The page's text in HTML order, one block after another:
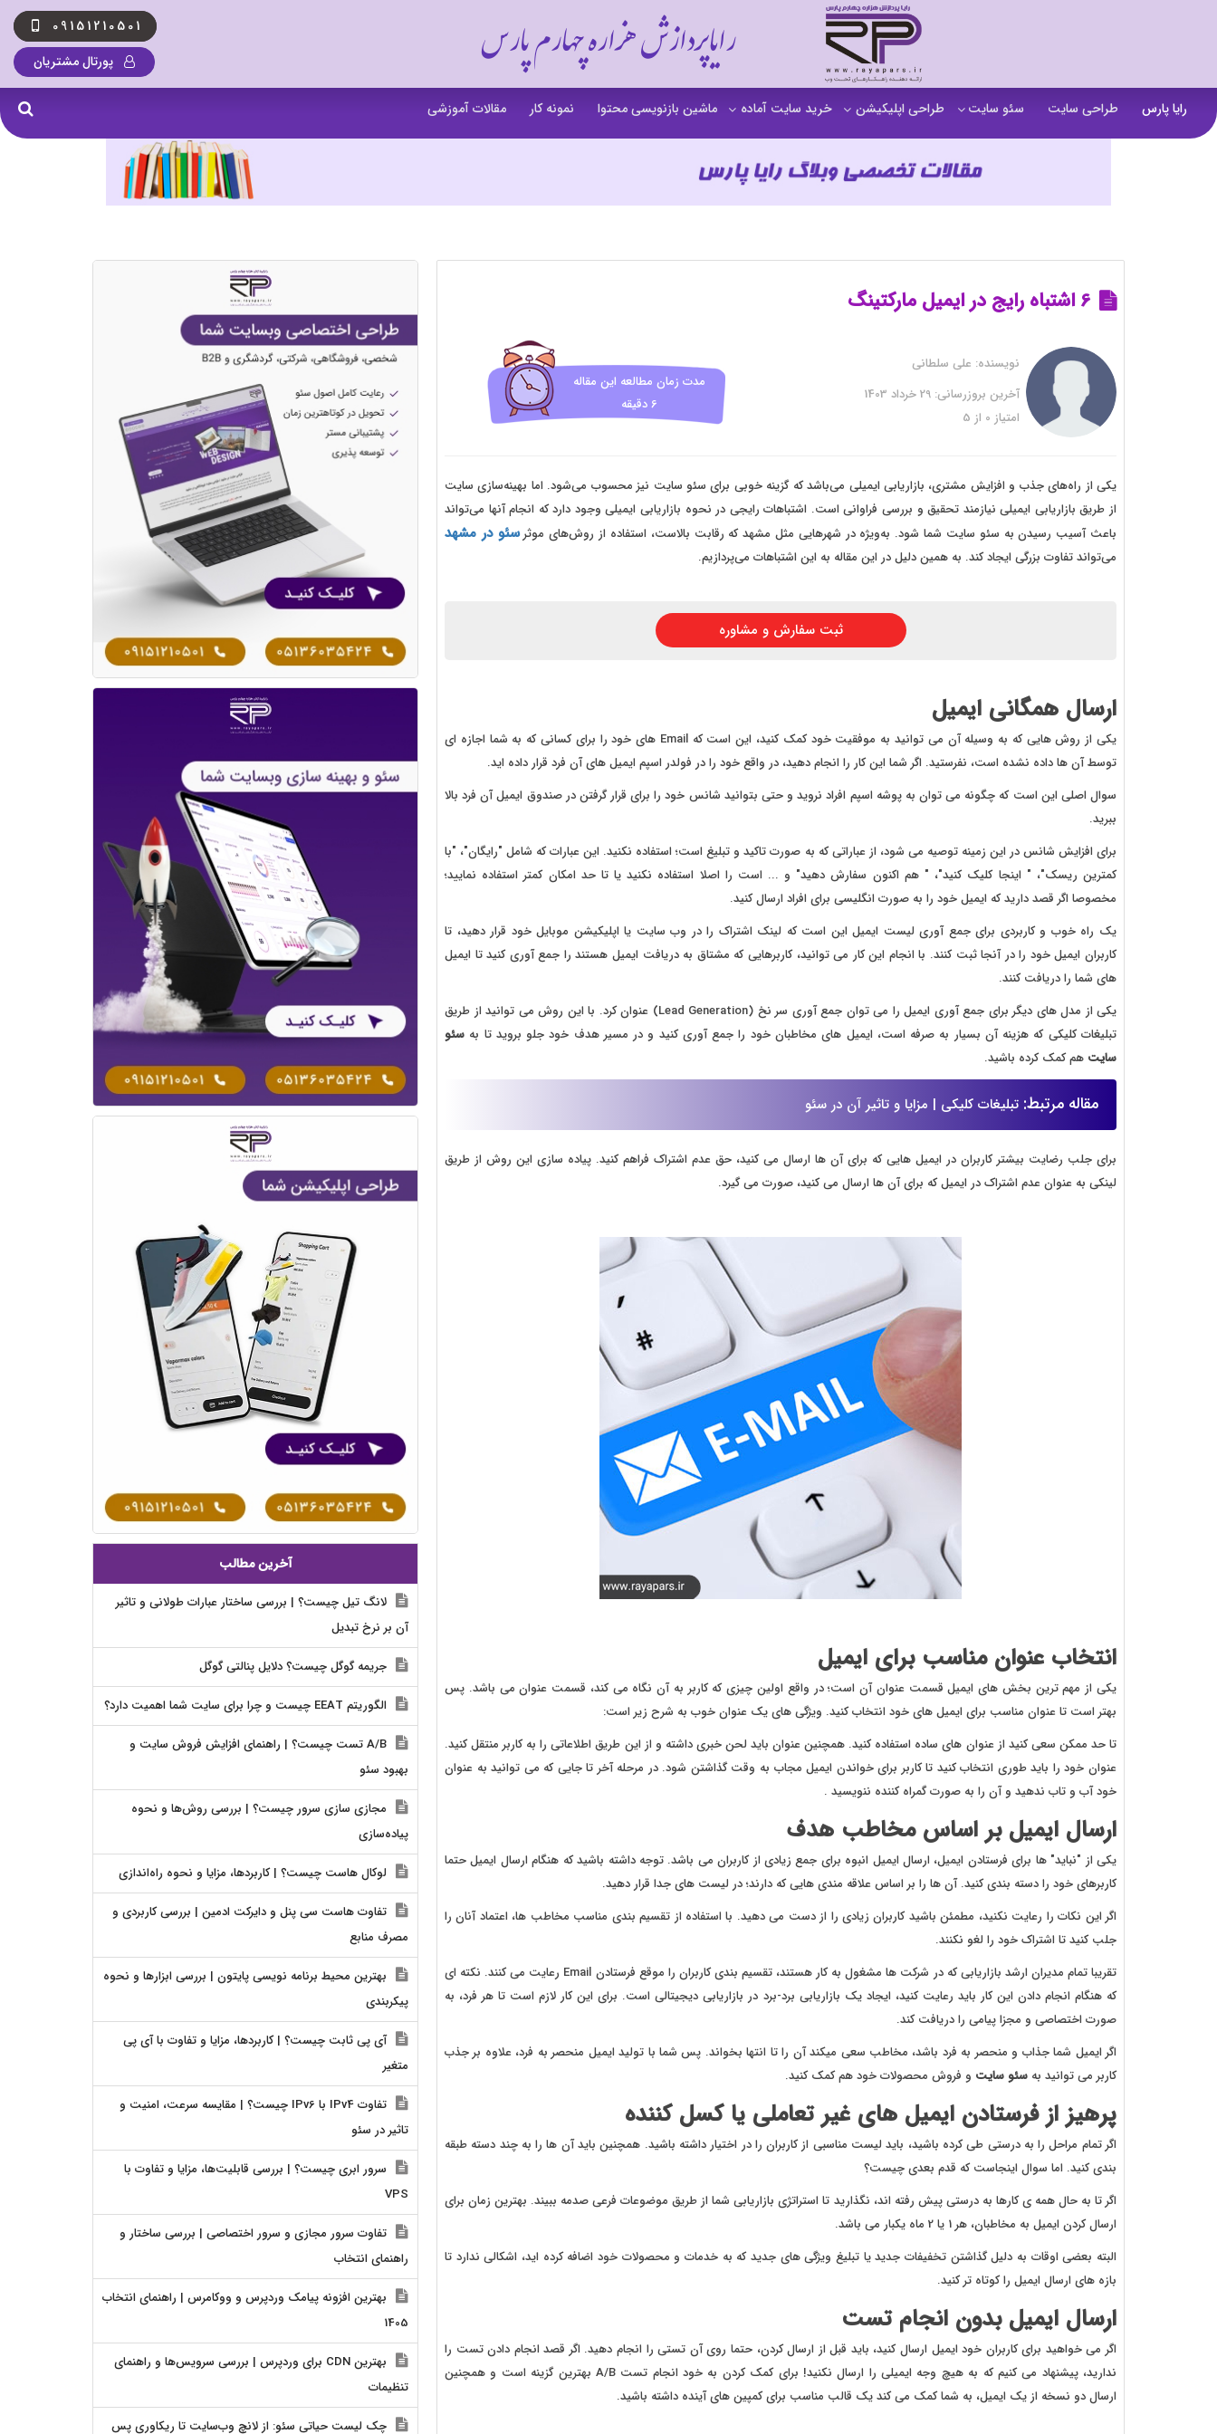
رایاپردازش هزاره چهارم پارس
09151210501
پورتال مشتریان
رایا پارس طراحی سایت سئو سایت
آنالیز سایت
سئو خارجی و ساخت بک لینک
طراحی اپلیکیشن
اپلیکیشن فروشگاهی
خرید سایت آماده
خرید سایت گردشگری
خرید سایت شرکتی
خرید سایت فروش فایل
خرید سایت با امکانات دیوار
خرید سایت نوبت دهی پزشکان
خرید سایت هتل
ماشین بازنویسی محتوا نمونه کار مقالات آموزشی
6 اشتباه رایج در ایمیل مارکتینگ
نویسنده: علی سلطانی
آخرین بروزرسانی:
امتیاز 0 از 5
مدت زمان مطالعه این مقاله
6 دقیقه
یکی از راه‌های جذب و افزایش مشتری، بازاریابی ایمیلی می‌باشد که گزینه خوبی برای سئو سایت نیز محسوب می‌شود. اما بهینه‌سازی سایت
از طریق بازاریابی ایمیلی نیازمند تحقیق و بررسی فراوانی است. اشتباهات رایجی در نحوه بازاریابی ایمیلی وجود دارد که انجام آنها می‌تواند
باعث آسیب رسیدن به سئو سایت شما شود. به‌ویژه در شهرهایی مثل مشهد که رقابت بالاست، استفاده از روش‌های موثرسئو در مشهد
می‌تواند تفاوت بزرگی ایجاد کند. به همین دلیل در این مقاله به این اشتباهات می‌پردازیم.
ثبت سفارش و مشاوره
ارسال همگانی ایمیل
یکی از روش هایی که به وسیله آن می توانید به موفقیت خود کمک کنید، این است که Email های خود را برای کسانی که به شما اجازه ای
توسط آن ها داده نشده است، نفرستید. اگر شما این کار را انجام دهید، در واقع خود را در فولدر اسپم ایمیل های آن فرد قرار داده اید.
سوال اصلی این است که چگونه می توان به پوشه اسپم افراد نروید و حتی بتوانید شانس خود را برای قرار گرفتن در صندوق ایمیل آن فرد بالا
ببرید.
برای افزایش شانس در این زمینه توصیه می شود، از عباراتی که به صورت تاکید و تبلیغ است؛ استفاده نکنید. این عبارات که شامل "رایگان"، "با
کمترین ریسک"، " اینجا کلیک کنید"، " هم اکنون سفارش دهید" و ... است را اصلا استفاده نکنید یا تا حد امکان کمتر استفاده نمایید؛
مخصوصا اگر قصد دارید که ایمیل خود را به صورت انگلیسی برای افراد ارسال کنید.
یک راه خوب و کاربردی برای جمع آوری لیست ایمیل این است که لینک اشتراک را در وب سایت یا اپلیکیشن موبایل خود قرار دهید، تا
کاربران ایمیل خود را در آنجا ثبت کنند. با انجام این کار می توانید، کاربرهایی که مشتاق به دریافت ایمیل هستند را جمع آوری کنید تا ایمیل
های شما را دریافت کنند.
یکی از مدل های دیگر برای جمع آوری ایمیل را می توان جمع آوری سر نخ (Lead Generation) عنوان کرد. با این روش می توانید از طریق
تبلیغات کلیکی که هزینه آن بسیار به صرفه است، ایمیل های مخاطبان خود را جمع آوری کنید و در مسیر هدف خود جلو بروید تا به سئو
سایت هم کمک کرده باشید.
مقاله مرتبط: تبلیغات کلیکی | مزایا و تاثیر آن در سئو
برای جلب رضایت بیشتر کاربران در ایمیل هایی که برای آن ها ارسال می کنید، حق عدم اشتراک فراهم کنید. پیاده سازی این روش از طریق
لینکی به عنوان عدم اشتراک در ایمیل که برای آن ها ارسال می کنید، صورت می گیرد.
انتخاب عنوان مناسب برای ایمیل
یکی از مهم ترین بخش های ایمیل قسمت عنوان آن است؛ در واقع اولین چیزی که کاربر به آن نگاه می کند، قسمت عنوان می باشد. پس
بهتر است تا عنوان مناسب برای ایمیل های خود انتخاب کنید. ویژگی های یک عنوان خوب به شرح زیر است:
تا حد ممکن سعی کنید از عنوان های ساده استفاده کنید. همچنین عنوان باید لحن خبری داشته و از این طریق اطلاعاتی را به کاربر منتقل کنید.
عنوان خود را باید طوری انتخاب کنید تا کاربر برای خواندن ایمیل مجاب به وقت گذاشتن شود. در مرحله آخر تا جایی که می توانید به عنوان
خود آب و تاب ندهید و آن را به صورت گمراه کننده ننویسید .
ارسال ایمیل بر اساس مخاطب هدف
یکی از "نباید" ها برای فرستادن ایمیل، ارسال ایمیل انبوه برای جمع زیادی از کاربران می باشد. توجه داشته باشید که هنگام ارسال ایمیل حتما
کاربرهای خود را دسته بندی کنید. آن ها را بر اساس علاقه مندی هایی که دارند؛ در لیست های جدا قرار دهید.
اگر این نکات را رعایت نکنید، مطمئن باشید کاربران زیادی را از دست می دهید. با استفاده از تقسیم بندی مناسب مخاطب ها، اعتماد آنان را
جلب کنید تا اشتراک خود را لغو نکنند.
تقریبا تمام مدیران ارشد بازاریابی که در شرکت ها مشغول به کار هستند، تقسیم بندی کاربران را موقع فرستادن Email رعایت می کنند. نکته ای
که هنگام انجام دادن این کار باید رعایت کنید، ایجاد یک بازاریابی برد-برد در بازاریابی دیجیتالی است. برای این کار لازم است تا هر فرد، به
صورت اختصاصی و مجزا پیامی را دریافت کند.
اگر ایمیل شما جذاب و منحصر به فرد باشد، مخاطب سعی میکند آن را تا انتها بخواند. پس شما با تولید ایمیل منحصر به فرد، علاوه بر جذب
کاربر می توانید به سئو سایت و فروش محصولات خود هم کمک کنید.
پرهیز از فرستادن ایمیل های غیر تعاملی یا کسل کننده
اگر تمام مراحل را به درستی طی کرده باشید، باید لیست مناسبی از کاربران را در اختیار داشته باشید. همچنین باید آن ها را به چند دسته طبقه
بندی کنید. اما سوال اینجاست که قدم بعدی چیست؟
اگر تا به حال همه ی کارها به درستی پیش رفته اند، نگذارید تا استراتژی بازاریابی شما از طریق موضوعات فرعی صدمه ببیند. بهترین زمان برای
ارسال کردن ایمیل به مخاطبان، هر 1 یا 2 ماه یکبار می باشد.
البته بعضی اوقات به دلیل گذاشتن تخفیفات جدید یا تبلیغ ویژگی های جدید که به خدمات و محصولات خود اضافه کرده اید، اشکالی ندارد تا
بازه های ارسال ایمیل را کوتاه تر کنید.
ارسال ایمیل بدون انجام تست
اگر می خواهید برای کاربران خود ایمیل ارسال کنید، باید قبل از ارسال کردن، حتما روی آن تستی را انجام دهید. اگر قصد انجام دادن تست را
ندارید، پیشنهاد می کنیم که به هیچ وجه ایمیلی را ارسال نکنید! برای کمک کردن به خود انجام تست A/B بهترین گزینه است و همچنین
ارسال دو نسخه از یک ایمیل، به شما کمک می کند یک قالب مناسب برای کمپین های آینده داشته باشید.
آخرین مطالب
لانگ تیل چیست؟ | بررسی ساختار عبارات طولانی و تاثیر
آن بر نرخ تبدیل
جریمه گوگل چیست؟ دلایل پنالتی گوگل
الگوریتم EEAT چیست و چرا برای سایت شما اهمیت دارد؟
A/B تست چیست؟ | راهنمای افزایش فروش سایت و
بهبود سئو
مجازی سازی سرور چیست؟ | بررسی روش‌ها و نحوه
پیاده‌سازی
لوکال هاست چیست؟ | کاربردها، مزایا و نحوه راه‌اندازی
تفاوت هاست سی پنل و دایرکت ادمین | بررسی کاربردی و
مصرف منابع
بهترین محیط برنامه نویسی پایتون | بررسی ابزارها و نحوه
پیکربندی
آی پی ثابت چیست؟ | کاربردها، مزایا و تفاوت با آی پی
متغیر
تفاوت IPv4 با IPv6 چیست؟ | مقایسه سرعت، امنیت و
تاثیر در سئو
سرور ابری چیست؟ | بررسی قابلیت‌ها، مزایا و تفاوت با
VPS
تفاوت سرور مجازی و سرور اختصاصی | بررسی ساختار و
راهنمای انتخاب
بهترین افزونه پیامک وردپرس و ووکامرس | راهنمای انتخاب
1405
بهترین CDN برای وردپرس | بررسی سرویس‌ها و راهنمای
تنظیمات
چک لیست حیاتی سئو: از لانچ وب‌سایت تا ریکاوری پس